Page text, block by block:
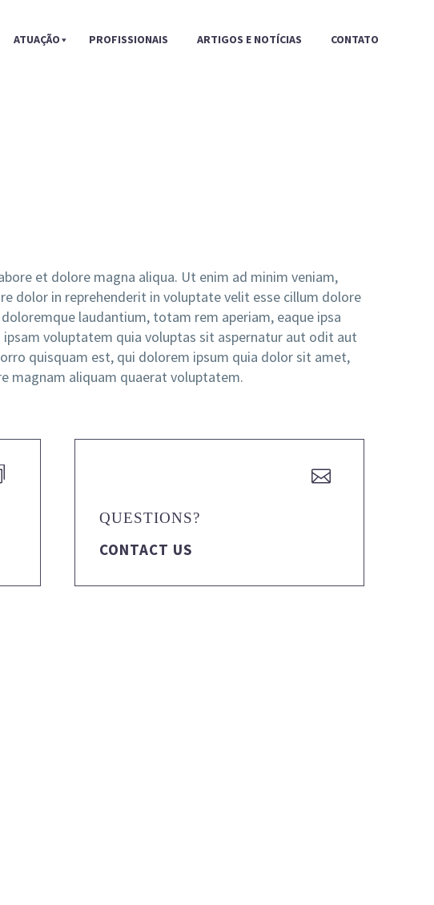
ATUAÇÃO PROFISSIONAIS ARTIGOS E NOTÍCIAS CONTATO
et dolore magna aliqua. Ut enim ad minim veniam,
dolor in reprehenderit in voluptate velit esse cillum dolore
laudantium, totam rem aperiam, eaque ipsa
voluptatem quia voluptas sit aspernatur aut odit aut
quisquam est, qui dolorem ipsum quia dolor sit amet,
magnam aliquam quaerat voluptatem.


QUESTIONS?
CONTACT US